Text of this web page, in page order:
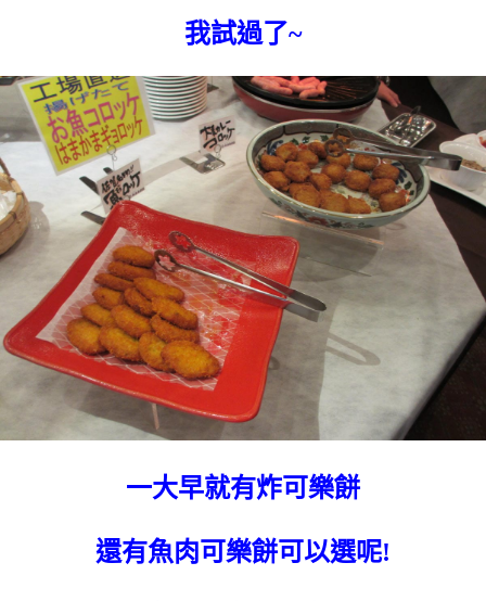
我試過了~
一大早就有炸可樂餅
還有魚肉可樂餅可以選呢!